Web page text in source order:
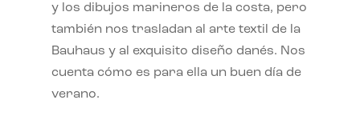
y los dibujos marineros de la costa, pero
también nos trasladan al arte textil de la
Bauhaus y al exquisito diseño danés. Nos
cuenta cómo es para ella un buen día de
verano.